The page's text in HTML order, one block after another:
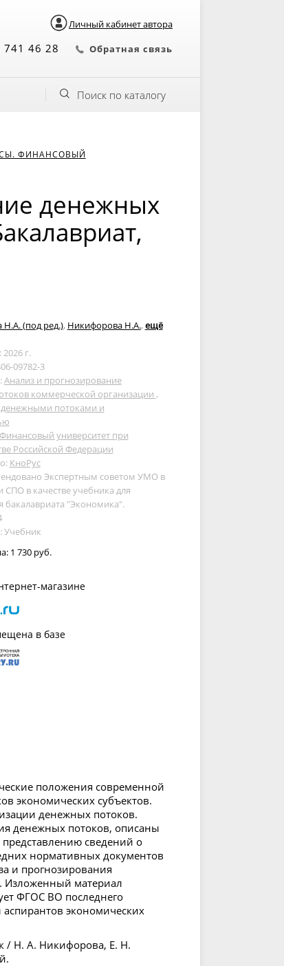
Личный кабинет автора
741 46 28 Обратная связь
Поиск по каталогу
ФИНАНСОВЫЙ
денежных
(под ред.), Никифорова Н.А., ещё
г.
09782-3
Анализ и прогнозирование
коммерческой организации ,
потоками и
Финансовый университет при
Российской Федерации
КноРус
Экспертным советом УМО в
СПО в качестве учебника для
бакалавриата "Экономика".
Учебник
1 730 руб.
магазине
в базе
положения современной
экономических субъектов.
денежных потоков.
денежных потоков, описаны
сведений о
нормативных документов
и прогнозирования
Изложенный материал
ФГОС ВО последнего
аспирантов экономических
/ Н. А. Никифорова, Е. Н.